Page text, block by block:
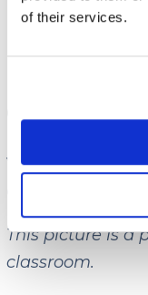
of their services.
transmet de
Exemple
Voici
décrire une
This picture is a
classroom.